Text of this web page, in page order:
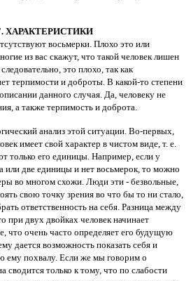
ХАРАКТЕРИСТИКИ
восьмерки. Плохо это или
из вас скажут, что такой человек лишен
это плохо, так как
терпимости и доброты. В какой-то степени
данного случая. Да, человеку не
а также терпимость и доброта.
анализ этой ситуации. Во-первых,
имеет свой характер в чистом виде, т. е.
только его единицы. Например, если у
или две единицы и нет восьмерок, то можно
во многом схожи. Люди эти - безвольные,
свою точку зрения во что бы то ни стало,
ответственность на себя. Разница между
при двух двойках человек начинает
что очень часто определяет его будущую
дается возможность показать себя и
ему похвалу. Если же мы говорим о
сводится только к тому, что по слабости